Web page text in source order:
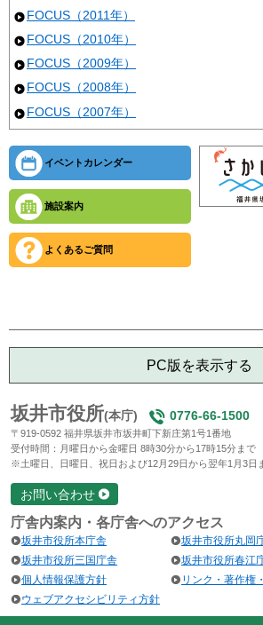
FOCUS（2011年）
FOCUS（2010年）
FOCUS（2009年）
FOCUS（2008年）
FOCUS（2007年）
イベントカレンダー
施設案内
よくあるご質問
PC版を表示する
坂井市役所(本庁) 0776-66-1500
〒919-0592 福井県坂井市坂井町下新庄第1号1番地
受付時間：月曜日から金曜日 8時30分から17時15分まで
※土曜日、日曜日、祝日および12月29日から翌年1月3日
お問い合わせ
庁舎内案内・各庁舎へのアクセス
坂井市役所本庁舎
坂井市役所丸岡
坂井市役所三国庁舎
坂井市役所春江
個人情報保護方針
リンク・著作権
ウェブアクセシビリティ方針